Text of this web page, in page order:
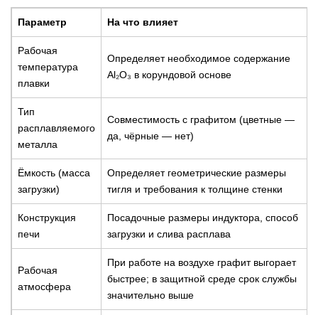
Параметр На что влияет
Рабочая
температура
плавки
Определяет необходимое содержание
Al₂O₃ в корундовой основе
Тип
расплавляемого
металла
Совместимость с графитом (цветные —
да, чёрные — нет)
Ёмкость (масса
загрузки)
Определяет геометрические размеры
тигля и требования к толщине стенки
Конструкция
печи
Посадочные размеры индуктора, способ
загрузки и слива расплава
Рабочая
атмосфера
При работе на воздухе графит выгорает
быстрее; в защитной среде срок службы
значительно выше